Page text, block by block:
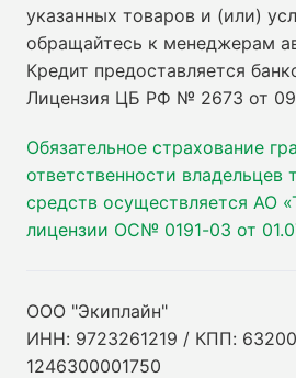
указанных товаров и (или)
обращайтесь к менеджерам
Кредит предоставляется
Лицензия ЦБ РФ № 2673 от
Обязательное страхование
ответственности владельцев
средств осуществляется АО
лицензии ОС№ 0191-03 от
ООО "Экиплайн"
ИНН: 9723261219 / КПП:
1246300001750